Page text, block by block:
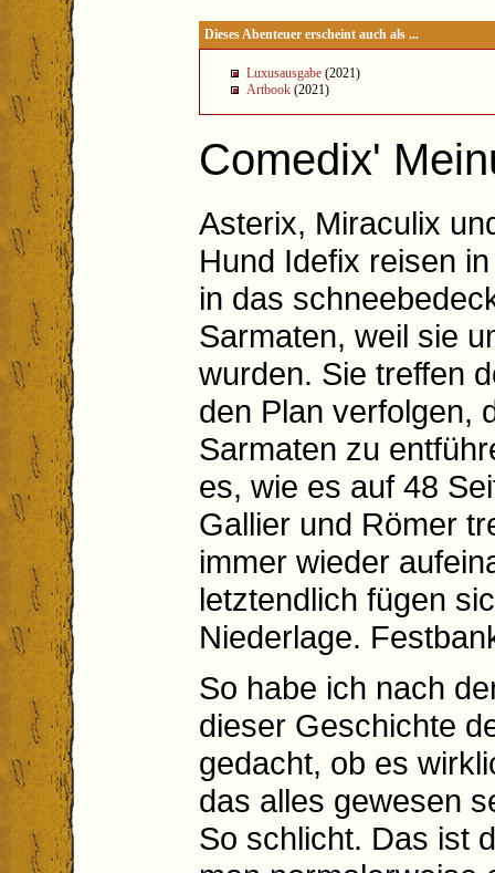
Dieses Abenteuer erscheint auch als ...
Luxusausgabe (2021)
Artbook (2021)
Comedix'
Asterix, Miraculix
Hund Idefix reisen
in das
Sarmaten, weil sie
wurden. Sie treffen
den Plan verfolgen,
Sarmaten zu
es, wie es auf 48
Gallier und Römer
immer wieder
letztendlich fügen
Niederlage.
So habe ich nach
dieser Geschichte
gedacht, ob es
das alles gewesen
So schlicht. Das ist